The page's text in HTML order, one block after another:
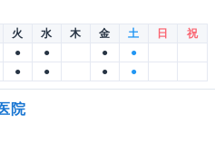
火 水 木 金 土 日
祝
● ● ●
●
● ● ● ●
院